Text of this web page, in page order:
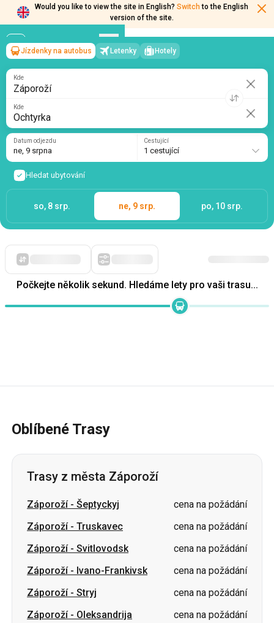
Would you like to view the site in English? Switch to the English
version of the site.
Záporoží→Ochtyrka
ne, 9 srpna/1 cestující
Jízdenky na autobus Letenky Hotely
Kde
Kde
Datum odjezdu
ne, 9 srpna
Cestující
1 cestující
Hledat ubytování
so, 8 srp. ne, 9 srp. po, 10 srp.
Šeptyckyj
Záporoží -Svitlovodsk
Záporoží-Ivano-Frankivsk
cena na požádání
Záporoží-Stryj
cena na požádání
Záporoží-Oleksandrija
cena na požádání
Záporoží-Yaremche
cena na požádání
Záporoží-Korosteň
cena na požádání
Záporoží-Pavlohrad
cena na požádání